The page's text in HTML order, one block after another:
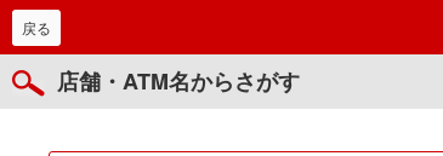
戻る
店舗・ATM名からさがす